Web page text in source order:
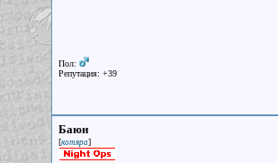
Пол:
Репутация: +39
Баюн
[котяра]